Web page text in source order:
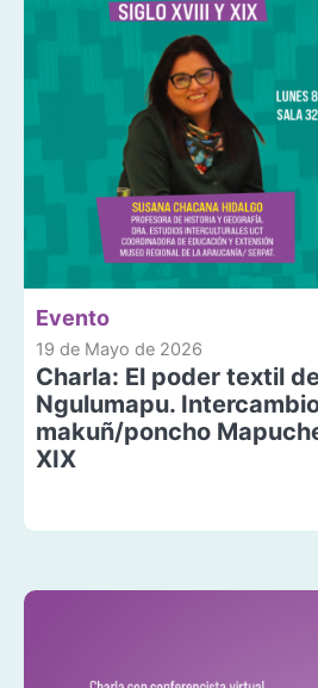
Evento
19 de Mayo de 2026
Charla: El poder textil
Ngulumapu.
makuñ/poncho
XIX